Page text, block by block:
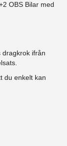
OBS Bilar med
dragkrok ifrån
du enkelt kan